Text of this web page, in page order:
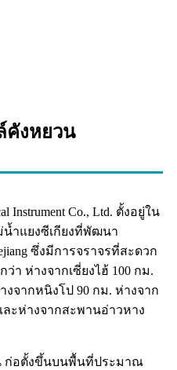
คังหยวน
Instrument Co., Ltd. ตั้งอยู่ใน
น้ำแยงซีเกียงที่พัฒนา
ซึ่งมีการจราจรที่สะดวก
า ห่างจากเซี่ยงไฮ้ 100 กม.
งจากหนิงโป 90 กม. ห่างจาก
ะห่างจากสะพานอ่าวหาง
ก่อตั้งขึ้นบนพื้นที่ประมาณ